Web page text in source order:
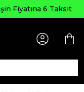
6 Taksit